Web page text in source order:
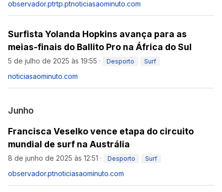
observador.ptrtp.ptnoticiasaominuto.com
Surfista Yolanda Hopkins avança para as
meias-finais do Ballito Pro na África do Sul
5 de julho de 2025 às 19:55 · Desporto Surf
noticiasaominuto.com
Junho
Francisca Veselko vence etapa do circuito
mundial de surf na Austrália
8 de junho de 2025 às 12:51 · Desporto Surf
observador.ptnoticiasaominuto.com